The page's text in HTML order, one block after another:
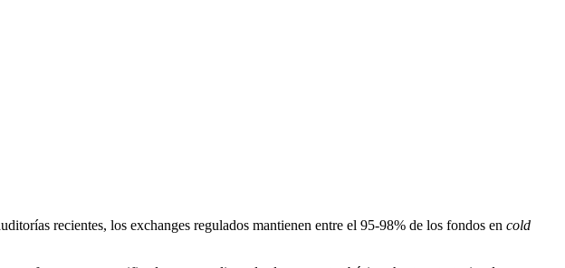
recientes, los exchanges regulados mantienen entre el 95-98% de los fondos en cold